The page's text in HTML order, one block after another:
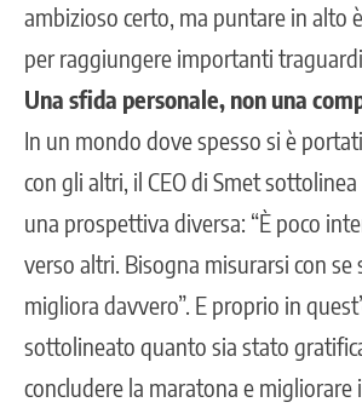
ambizioso certo, ma puntare in alto
per raggiungere importanti
Una sfida personale, non una
In un mondo dove spesso si è
con gli altri, il CEO di Smet
una prospettiva diversa: “È poco
verso altri. Bisogna misurarsi con se
migliora davvero”. E proprio in
sottolineato quanto sia stato
concludere la maratona e migliorare